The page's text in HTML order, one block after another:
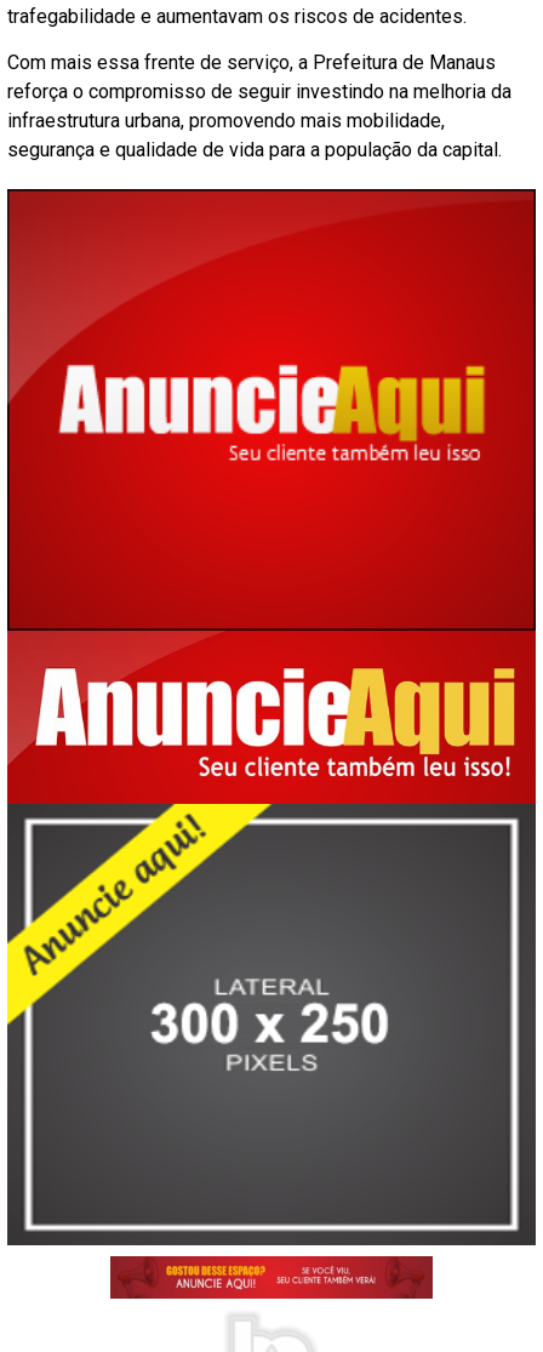
trafegabilidade e aumentavam os riscos de acidentes.
Com mais essa frente de serviço, a Prefeitura de Manaus
reforça o compromisso de seguir investindo na melhoria da
infraestrutura urbana, promovendo mais mobilidade,
segurança e qualidade de vida para a população da capital.